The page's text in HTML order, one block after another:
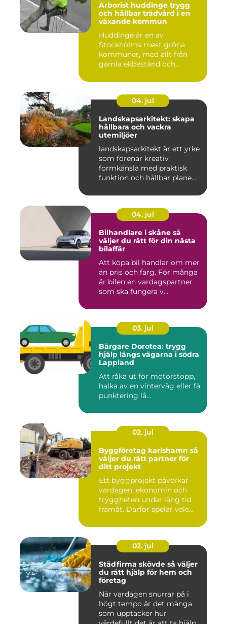
Arborist huddinge trygg
och hållbar trädvård i en
växande kommun
Huddinge är en av
Stockholms mest gröna
kommuner, med allt från
gamla ekbestånd och
04. jul
Landskapsarkitekt: skapa
hållbara och vackra
utemiljöer
landskapsarkitekt är ett yrke
som förenar kreativ
formkänsla med praktisk
funktion och hållbar plane...
04. jul
Bilhandlare i skåne så
väljer du rätt för din nästa
bilaffär
Att köpa bil handlar om mer
än pris och färg. För många
är bilen en vardagspartner
som ska fungera v...
03. jul
Bärgare Dorotea: trygg
hjälp längs vägarna i södra
Lappland
Att råka ut för motorstopp,
halka av en vinterväg eller få
punktering lå...
02. jul
Byggföretag karlshamn så
väljer du rätt partner för
ditt projekt
Ett byggprojekt påverkar
vardagen, ekonomin och
tryggheten under lång tid
framåt. Därför spelar vale...
02. jul
Städfirma skövde så väljer
du rätt hjälp för hem och
företag
När vardagen snurrar på i
högt tempo är det många
som upptäcker hur